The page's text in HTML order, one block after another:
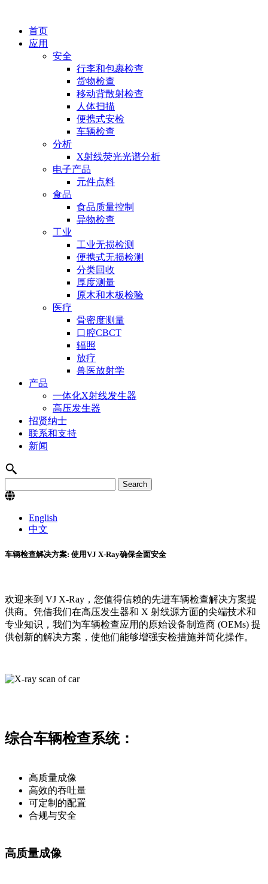
首页
应用
安全
行李和包裹检查
货物检查
移动背散射检查
人体扫描
便携式安检
车辆检查
分析
X射线荧光光谱分析
电子产品
元件点料
食品
食品质量控制
异物检查
工业
工业无损检测
便携式无损检测
分类回收
厚度测量
原木和木板检验
医疗
骨密度测量
口腔CBCT
辐照
放疗
兽医放射学
产品
一体化X射线发生器
高压发生器
招贤纳士
联系和支持
新闻
English
中文
车辆检查解决方案: 使用VJ X-Ray确保全面安全
欢迎来到 VJ X-Ray，您值得信赖的先进车辆检查解决方案提
供商。凭借我们在高压发生器和 X 射线源方面的尖端技术和
专业知识，我们为车辆检查应用的原始设备制造商 (OEMs) 提
供创新的解决方案，使他们能够增强安检措施并简化操作。
综合车辆检查系统：
高质量成像
高效的吞吐量
可定制的配置
合规与安全
高质量成像